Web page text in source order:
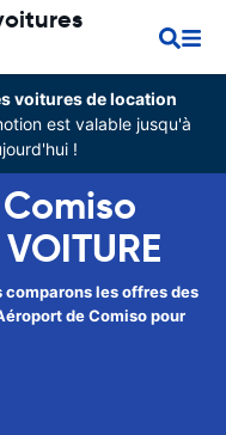
voitures de location
est valable jusqu'à
!
comparons les offres des
de Comiso pour